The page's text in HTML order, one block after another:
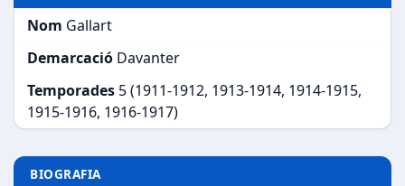
Nom Gallart
Demarcació Davanter
Temporades 5 (1911-1912, 1913-1914, 1914-1915,
1915-1916, 1916-1917)
BIOGRAFIA